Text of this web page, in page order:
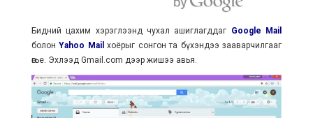
Бидний цахим хэрэглээнд чухал ашиглагддаг Google Mail
болонYahoo Mail хоёрыг сонгон та бүхэндээ зааварчилгааг
өгье. Эхлээд Gmail.com дээр жишээ авья.